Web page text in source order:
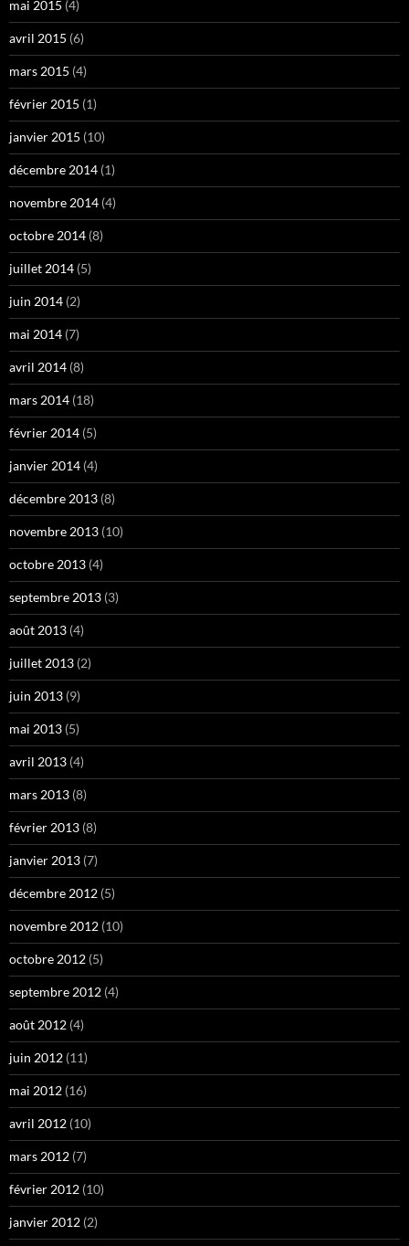
mai 2015 (4)
avril 2015 (6)
mars 2015 (4)
février 2015 (1)
janvier 2015 (10)
décembre 2014 (1)
novembre 2014 (4)
octobre 2014 (8)
juillet 2014 (5)
juin 2014 (2)
mai 2014 (7)
avril 2014 (8)
mars 2014 (18)
février 2014 (5)
janvier 2014 (4)
décembre 2013 (8)
novembre 2013 (10)
octobre 2013 (4)
septembre 2013 (3)
août 2013 (4)
juillet 2013 (2)
juin 2013 (9)
mai 2013 (5)
avril 2013 (4)
mars 2013 (8)
février 2013 (8)
janvier 2013 (7)
décembre 2012 (5)
novembre 2012 (10)
octobre 2012 (5)
septembre 2012 (4)
août 2012 (4)
juin 2012 (11)
mai 2012 (16)
avril 2012 (10)
mars 2012 (7)
février 2012 (10)
janvier 2012 (2)